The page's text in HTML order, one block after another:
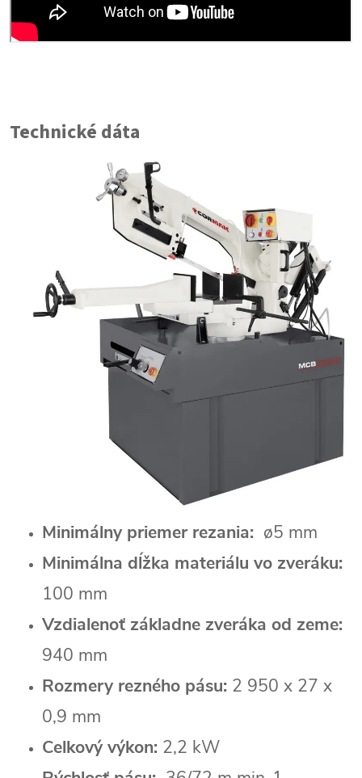
Technické dáta
Minimálny priemer rezania: ø5 mm
Minimálna dĺžka materiálu vo zveráku:
100 mm
Vzdialenoť základne zveráka od zeme:
940 mm
Rozmery rezného pásu: 2 950 x 27 x
0,9 mm
Celkový výkon: 2,2 kW